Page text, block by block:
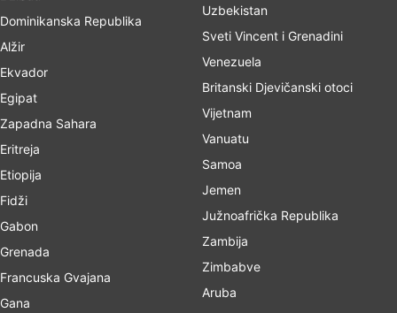
Dominikanska Republika
Alžir
Ekvador
Egipat
Zapadna Sahara
Eritreja
Etiopija
Fidži
Gabon
Grenada
Francuska Gvajana
Gana
Uzbekistan
Sveti Vincent i Grenadini
Venezuela
Britanski Djevičanski otoci
Vijetnam
Vanuatu
Samoa
Jemen
Južnoafrička Republika
Zambija
Zimbabve
Aruba